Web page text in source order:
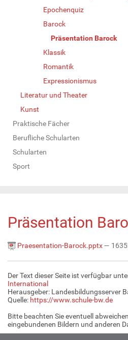
Epochenquiz
Barock
Präsentation Barock
Klassik
Romantik
Expressionismus
Literatur und Theater
Kunst
Praktische Fächer
Berufliche Schularten
Schularten
Sport
Präsentation
Praesentation-Barock.pptx—
Der Text dieser Seite ist verfügbar
International
Herausgeber: Landesbildungsserver
Quelle: https://www.schule-bw.de
Bitte beachten Sie eventuell
eingebundenen Bildern und anderen